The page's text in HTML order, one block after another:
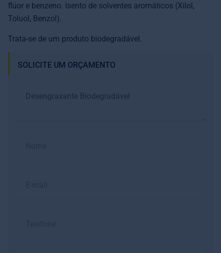
flúor e benzeno. Isento de solventes aromáticos (Xilol,
Toluol, Benzol).
Trata-se de um produto biodegradável.
SOLICITE UM ORÇAMENTO